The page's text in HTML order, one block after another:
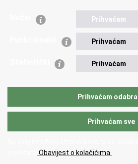
Policijska akademija
Zaklada policijske solidarnosti
Vučetić"
Copyright © 2026 Policijska uprava
pristupačnosti.
Prihvaćam
Prihvaćam
Prihvaćam
Prihvaćam
Prihvaćam sve
Obavijest o kolačićima.